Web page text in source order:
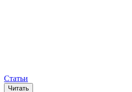
Статьи
Читать